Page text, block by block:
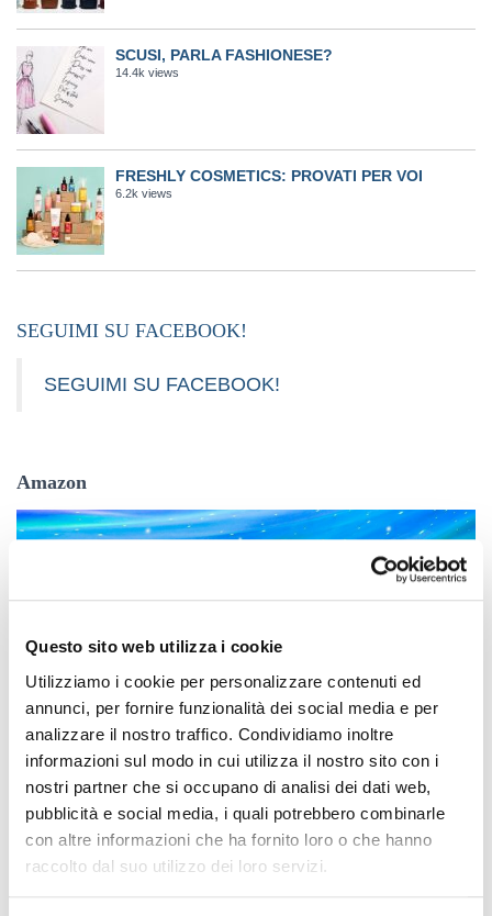
Questo sito web utilizza i cookie
Utilizziamo i cookie per personalizzare contenuti ed
annunci, per fornire funzionalità dei social media e per
analizzare il nostro traffico. Condividiamo inoltre
informazioni sul modo in cui utilizza il nostro sito con i
nostri partner che si occupano di analisi dei dati web,
pubblicità e social media, i quali potrebbero combinarle
con altre informazioni che ha fornito loro o che hanno
raccolto dal suo utilizzo dei loro servizi.
SCUSI, PARLA FASHIONESE?
14.4k views
FRESHLY COSMETICS: PROVATI PER VOI
6.2k views
SEGUIMI SU FACEBOOK!
SEGUIMI SU FACEBOOK!
Amazon